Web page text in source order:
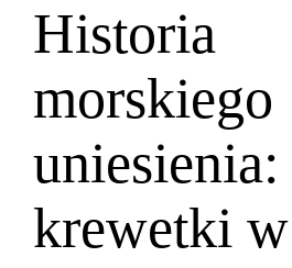
Historia
morskiego
uniesienia:
krewetki